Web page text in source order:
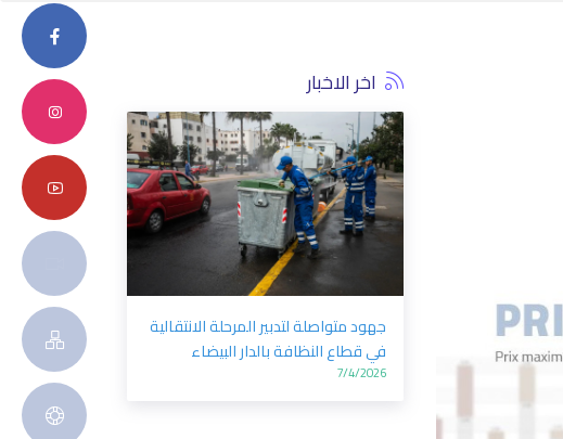
اخر الاخبار
عيد الأضحى 1447/2026 الدار البيضاء